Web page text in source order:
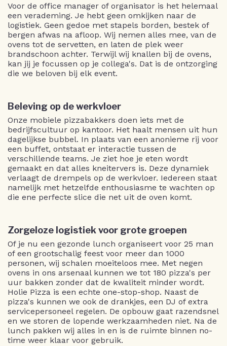
Voor de office manager of organisator is het helemaal
een verademing. Je hebt geen omkijken naar de
logistiek. Geen gedoe met stapels borden, bestek of
bergen afwas na afloop. Wij nemen alles mee, van de
ovens tot de servetten, en laten de plek weer
brandschoon achter. Terwijl wij knallen bij de ovens,
kan jij je focussen op je collega's. Dat is de ontzorging
die we beloven bij elk event.
Beleving op de werkvloer
Onze mobiele pizzabakkers doen iets met de
bedrijfscultuur op kantoor. Het haalt mensen uit hun
dagelijkse bubbel. In plaats van een anonieme rij voor
een buffet, ontstaat er interactie tussen de
verschillende teams. Je ziet hoe je eten wordt
gemaakt en dat alles kneitervers is. Deze dynamiek
verlaagt de drempels op de werkvloer. Iedereen staat
namelijk met hetzelfde enthousiasme te wachten op
die ene perfecte slice die net uit de oven komt.
Zorgeloze logistiek voor grote groepen
Of je nu een gezonde lunch organiseert voor 25 man
of een grootschalig feest voor meer dan 1000
personen, wij schalen moeiteloos mee. Met negen
ovens in ons arsenaal kunnen we tot 180 pizza's per
uur bakken zonder dat de kwaliteit minder wordt.
Holie Pizza is een echte one-stop-shop. Naast de
pizza's kunnen we ook de drankjes, een DJ of extra
servicepersoneel regelen. De opbouw gaat razendsnel
en we storen de lopende werkzaamheden niet. Na de
lunch pakken wij alles in en is de ruimte binnen no-
time weer klaar voor gebruik.